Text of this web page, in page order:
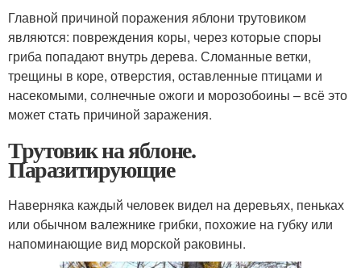
Главной причиной поражения яблони трутовиком
являются: повреждения коры, через которые споры
гриба попадают внутрь дерева. Сломанные ветки,
трещины в коре, отверстия, оставленные птицами и
насекомыми, солнечные ожоги и морозобоины – всё это
может стать причиной заражения.
Трутовик на яблоне.
Паразитирующие
Наверняка каждый человек видел на деревьях, пеньках
или обычном валежнике грибки, похожие на губку или
напоминающие вид морской раковины.